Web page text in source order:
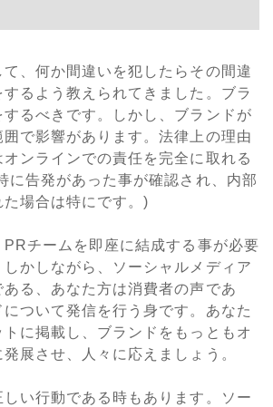
、何か間違いを犯したらその間違
るよう教えられてきました。ブラ
るべきです。しかし、ブランドが
で影響があります。法律上の理由
ンラインでの責任を完全に取れる
に告発があった事が確認され、内部
場合は特にです。)
チームを即座に結成する事が必要
かしながら、ソーシャルメディア
る、あなた方は消費者の声であ
ついて発信を行う身です。あなた
に掲載し、ブランドをもっともオ
展させ、人々に応えましょう。
い行動である時もあります。ソー